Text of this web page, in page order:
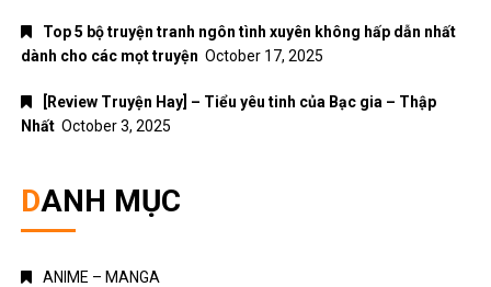
Top 5 bộ truyện tranh ngôn tình xuyên không hấp dẫn nhất
dành cho các mọt truyện October 17, 2025
[Review Truyện Hay] – Tiểu yêu tinh của Bạc gia – Thập
Nhất October 3, 2025
DANH MỤC
ANIME – MANGA